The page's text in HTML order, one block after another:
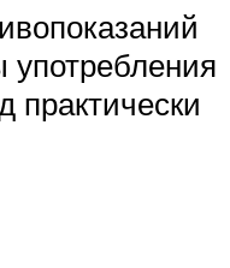
практически